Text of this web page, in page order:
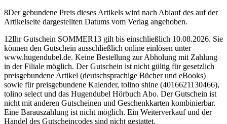
8Der gebundene Preis dieses Artikels wird nach Ablauf des auf der
Artikelseite dargestellten Datums vom Verlag angehoben.
12Ihr Gutschein SOMMER13 gilt bis einschließlich 10.08.2026. Sie
können den Gutschein ausschließlich online einlösen unter
www.hugendubel.de. Keine Bestellung zur Abholung mit Zahlung
in der Filiale möglich. Der Gutschein ist nicht gültig für gesetzlich
preisgebundene Artikel (deutschsprachige Bücher und eBooks)
sowie für preisgebundene Kalender, tolino shine (4016621130466),
tolino select und das Hugendubel Hörbuch Abo. Der Gutschein ist
nicht mit anderen Gutscheinen und Geschenkkarten kombinierbar.
Eine Barauszahlung ist nicht möglich. Ein Weiterverkauf und der
Handel des Gutscheincodes sind nicht gestattet.